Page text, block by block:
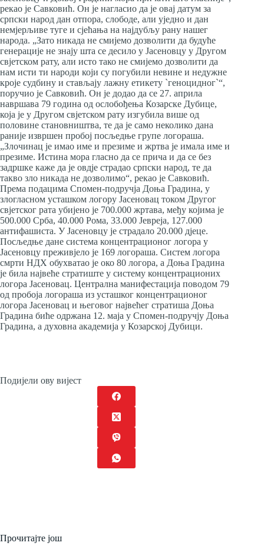
рекао је Савковић. Он је нагласио да је овај датум за
српски народ дан отпора, слободе, али уједно и дан
немјерљиве туге и сјећања на најдубљу рану нашег
народа. „Зато никада не смијемо дозволити да будуће
генерације не знају шта се десило у Јасеновцу у Другом
свјетском рату, али исто тако не смијемо дозволити да
нам исти ти народи који су погубили невине и недужне
кроје судбину и стављају лажну етикету `геноцидног`“,
поручио је Савковић. Он је додао да се 27. априла
навршава 79 година од ослобођења Козарске Дубице,
која је у Другом свјетском рату изгубила више од
половине становништва, те да је само неколико дана
раније извршен пробој посљедње групе логораша.
„Злочинац је имао име и презиме и жртва је имала име и
презиме. Истина мора гласно да се прича и да се без
задршке каже да је овдје страдао српски народ, те да
такво зло никада не дозволимо“, рекао је Савковић.
Према подацима Спомен-подручја Доња Градина, у
злогласном усташком логору Јасеновац током Другог
свјетског рата убијено је 700.000 жртава, међу којима је
500.000 Срба, 40.000 Рома, 33.000 Јевреја, 127.000
антифашиста. У Јасеновцу је страдало 20.000 дјеце.
Посљедње дане система концентрационог логора у
Јасеновцу преживјело је 169 логораша. Систем логора
смрти НДХ обухватао је око 80 логора, а Доња Градина
је била највеће стратиште у систему концентрационих
логора Јасеновац. Централна манифестација поводом 79
од пробоја логораша из усташког концентрационог
логора Јасеновац и његовог највећег стратиша Доња
Градина биће одржана 12. маја у Спомен-подручју Доња
Градина, а духовна академија у Козарској Дубици.
Подијели ову вијест
Прочитајте још